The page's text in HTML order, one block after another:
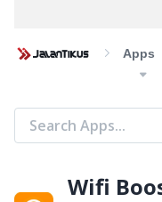
Apps
Wifi